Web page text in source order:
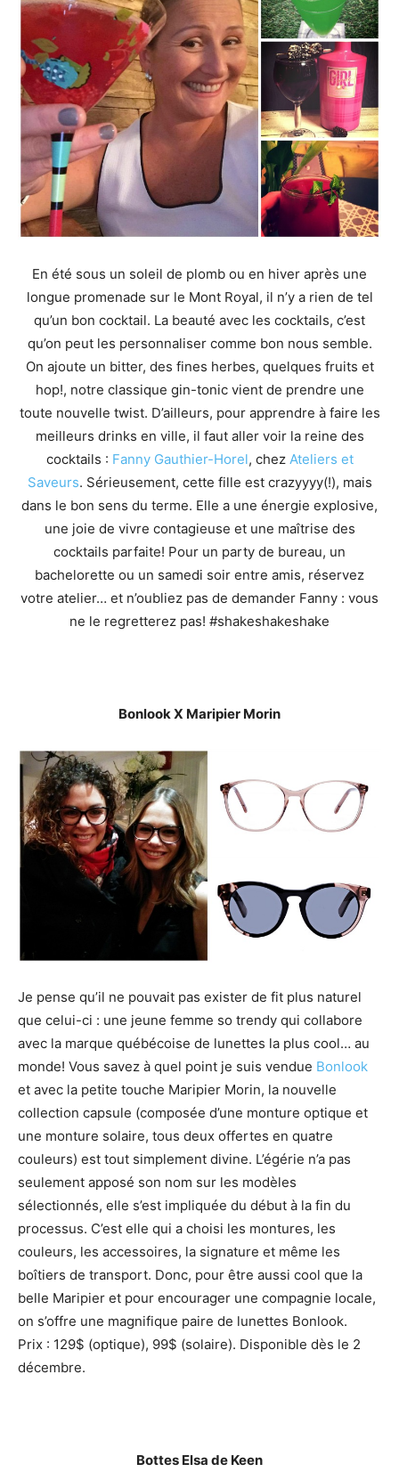
En été sous un soleil de plomb ou en hiver après une
longue promenade sur le Mont Royal, il n’y a rien de tel
qu’un bon cocktail. La beauté avec les cocktails, c’est
qu’on peut les personnaliser comme bon nous semble.
On ajoute un bitter, des fines herbes, quelques fruits et
hop!, notre classique gin-tonic vient de prendre une
toute nouvelle twist. D’ailleurs, pour apprendre à faire les
meilleurs drinks en ville, il faut aller voir la reine des
cocktails : Fanny Gauthier-Horel, chez Ateliers et
Saveurs. Sérieusement, cette fille est crazyyyy(!), mais
dans le bon sens du terme. Elle a une énergie explosive,
une joie de vivre contagieuse et une maîtrise des
cocktails parfaite! Pour un party de bureau, un
bachelorette ou un samedi soir entre amis, réservez
votre atelier… et n’oubliez pas de demander Fanny : vous
ne le regretterez pas! #shakeshakeshake
Bonlook X Maripier Morin
Je pense qu’il ne pouvait pas exister de fit plus naturel
que celui-ci : une jeune femme so trendy qui collabore
avec la marque québécoise de lunettes la plus cool… au
monde! Vous savez à quel point je suis vendue Bonlook
et avec la petite touche Maripier Morin, la nouvelle
collection capsule (composée d’une monture optique et
une monture solaire, tous deux offertes en quatre
couleurs) est tout simplement divine. L’égérie n’a pas
seulement apposé son nom sur les modèles
sélectionnés, elle s’est impliquée du début à la fin du
processus. C’est elle qui a choisi les montures, les
couleurs, les accessoires, la signature et même les
boîtiers de transport. Donc, pour être aussi cool que la
belle Maripier et pour encourager une compagnie locale,
on s’offre une magnifique paire de lunettes Bonlook.
Prix : 129$ (optique), 99$ (solaire). Disponible dès le 2
décembre.
Bottes Elsa de Keen